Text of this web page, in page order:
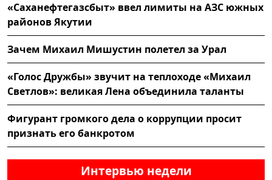
«Саханефтегазсбыт» ввел лимиты на АЗС южных
районов Якутии
Зачем Михаил Мишустин полетел за Урал
«Голос Дружбы» звучит на теплоходе «Михаил
Светлов»: великая Лена объединила таланты
Фигурант громкого дела о коррупции просит
признать его банкротом
Интервью недели